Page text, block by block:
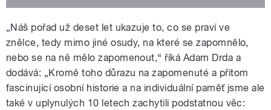
„Náš pořad už deset let ukazuje to, co se praví ve
znělce, tedy mimo jiné osudy, na které se zapomnělo,
nebo se na ně mělo zapomenout,“ říká Adam Drda a
dodává: „Kromě toho důrazu na zapomenuté a přitom
fascinující osobní historie a na individuální paměť jsme ale
také v uplynulých 10 letech zachytili podstatnou věc: